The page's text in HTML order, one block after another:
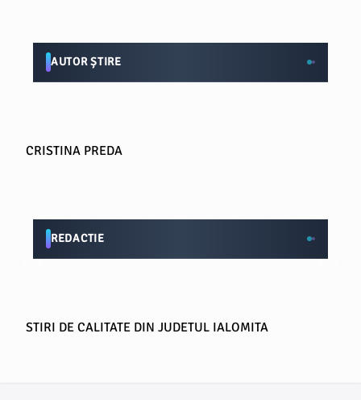
AUTOR ȘTIRE
CRISTINA PREDA
REDACTIE
STIRI DE CALITATE DIN JUDETUL IALOMITA